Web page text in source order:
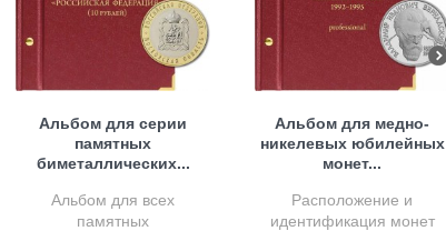
Альбом для серии
памятных
биметаллических...
Альбом для всех
памятных
Альбом для медно-
никелевых юбилейных
монет...
Расположение и
идентификация монет